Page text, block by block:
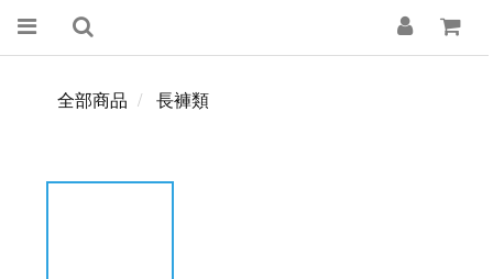
全部商品 長褲類